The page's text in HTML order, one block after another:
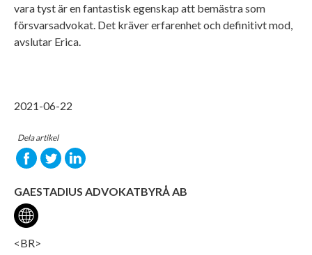
vara tyst är en fantastisk egenskap att bemästra som
försvarsadvokat. Det kräver erfarenhet och definitivt mod,
avslutar Erica.
2021-06-22
Dela artikel
GAESTADIUS ADVOKATBYRÅ AB
<BR>